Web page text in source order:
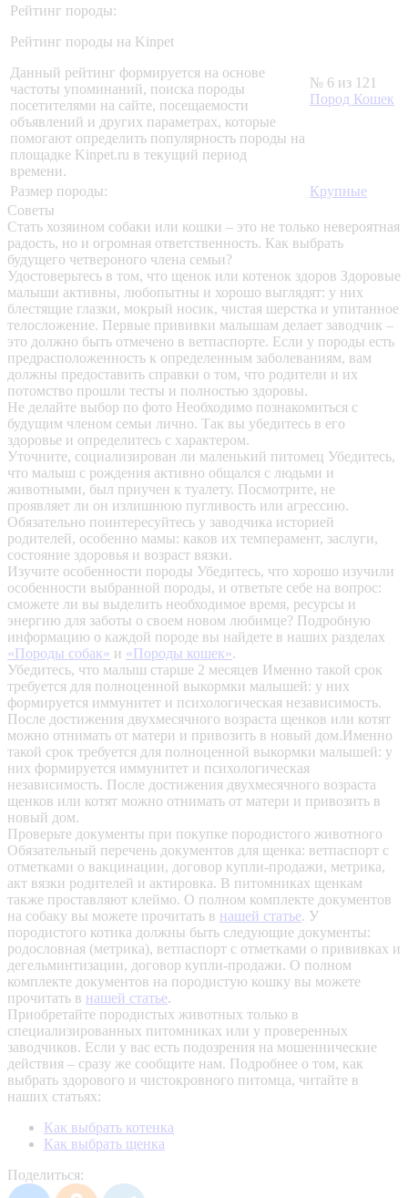
Рейтинг породы:
Рейтинг породы на Kinpet
Данный рейтинг формируется на основе
частоты упоминаний, поиска породы
посетителями на сайте, посещаемости
объявлений и других параметрах, которые
помогают определить популярность породы на
площадке Kinpet.ru в текущий период
времени.
№ 6 из 121
Пород Кошек
Размер породы:
Крупные
Советы
Стать хозяином собаки или кошки – это не только невероятная
радость, но и огромная ответственность. Как выбрать
будущего четвероного члена семьи?
Удостоверьтесь в том, что щенок или котенок здоров Здоровые
малыши активны, любопытны и хорошо выглядят: у них
блестящие глазки, мокрый носик, чистая шерстка и упитанное
телосложение. Первые прививки малышам делает заводчик –
это должно быть отмечено в ветпаспорте. Если у породы есть
предрасположенность к определенным заболеваниям, вам
должны предоставить справки о том, что родители и их
потомство прошли тесты и полностью здоровы.
Не делайте выбор по фото Необходимо познакомиться с
будущим членом семьи лично. Так вы убедитесь в его
здоровье и определитесь с характером.
Уточните, социализирован ли маленький питомец Убедитесь,
что малыш с рождения активно общался с людьми и
животными, был приучен к туалету. Посмотрите, не
проявляет ли он излишнюю пугливость или агрессию.
Обязательно поинтересуйтесь у заводчика историей
родителей, особенно мамы: каков их темперамент, заслуги,
состояние здоровья и возраст вязки.
Изучите особенности породы Убедитесь, что хорошо изучили
особенности выбранной породы, и ответьте себе на вопрос:
сможете ли вы выделить необходимое время, ресурсы и
энергию для заботы о своем новом любимце? Подробную
информацию о каждой породе вы найдете в наших разделах
«Породы собак» и «Породы кошек».
Убедитесь, что малыш старше 2 месяцев Именно такой срок
требуется для полноценной выкормки малышей: у них
формируется иммунитет и психологическая независимость.
После достижения двухмесячного возраста щенков или котят
можно отнимать от матери и привозить в новый дом.Именно
такой срок требуется для полноценной выкормки малышей: у
них формируется иммунитет и психологическая
независимость. После достижения двухмесячного возраста
щенков или котят можно отнимать от матери и привозить в
новый дом.
Проверьте документы при покупке породистого животного
Обязательный перечень документов для щенка: ветпаспорт с
отметками о вакцинации, договор купли-продажи, метрика,
акт вязки родителей и актировка. В питомниках щенкам
также проставляют клеймо. О полном комплекте документов
на собаку вы можете прочитать в нашей статье. У
породистого котика должны быть следующие документы:
родословная (метрика), ветпаспорт с отметками о прививках и
дегельминтизации, договор купли-продажи. О полном
комплекте документов на породистую кошку вы можете
прочитать в нашей статье.
Приобретайте породистых животных только в
специализированных питомниках или у проверенных
заводчиков. Если у вас есть подозрения на мошеннические
действия – сразу же сообщите нам. Подробнее о том, как
выбрать здорового и чистокровного питомца, читайте в
наших статьях:
Как выбрать котенка
Как выбрать щенка
Поделиться: